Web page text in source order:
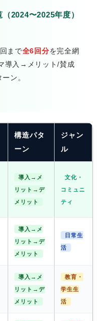
2024〜2025年度）
まで全6回分を完全網
導入→メリット/賛成
ン。
構造パタ
ーン
ジャン
ル
導入→メ
リット→デ
メリット
文化・
コミュニ
ティ
導入→メ
リット→デ
メリット
日常生
活
導入→メ
リット→デ
メリット
教育・
学生生
活